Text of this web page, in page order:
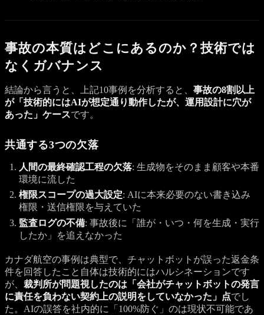
事故の本質はどこにあるのか？技術では
なくガバナンス
結論から言うと、上記10事例を分析すると、 事故の8割以上
が「技術的にはAIが想定通り動作したが、運用設計に穴が
あった」ケースです。
共通する3つの欠落
人間の最終確認工程の欠落: 生成物をそのまま顧客や本番
環境に流した
権限スコープの過大設定: AIに本来必要のない書き込み
権限・送信権限を与えていた
監査ログの不備: 事故後に「誰が・いつ・何を生成・実行
したか」を追えなかった
カナダ航空の事例は典型で、チャットボットが誤った返金条
件を回答したこと自体は技術的にはハルシネーションです
が、 裁判所が問題視したのは「会社がチャットボットの発言
に責任を負わない契約上の説明をしていなかった」点でし
た。AIの誤答を社内的に「100%防ぐ」のは現状不可能であ